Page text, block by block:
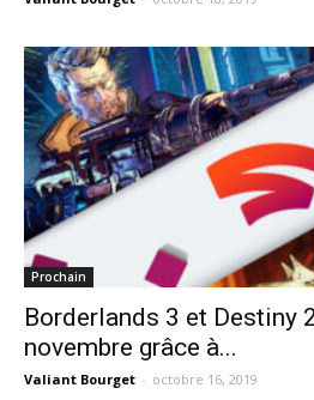
Prochain
Borderlands 3 et Destiny
novembre grâce à...
Valiant Bourget - octobre 16, 2019